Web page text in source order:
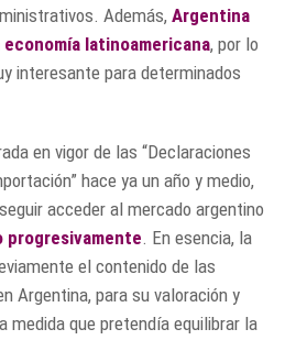
Además, Argentina
latinoamericana, por lo
interesante para determinados
en vigor de las “Declaraciones
hace ya un año y medio,
acceder al mercado argentino
progresivamente. En esencia, la
el contenido de las
Argentina, para su valoración y
medida que pretendía equilibrar la